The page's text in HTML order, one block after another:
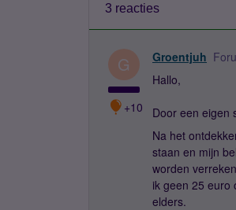
3 reacties
G
+10
Groentjuh
Hallo,
Door een eigen
Na het
staan en mijn
worden
ik geen 25 euro
elders.